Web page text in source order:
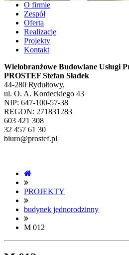
O firmie
Zespół
Oferta
Realizacje
Projekty
Kontakt
Wielobranżowe Budowlane Usługi
PROSTEF Stefan Sładek
44-280 Rydułtowy,
ul. O. A. Kordeckiego 43
NIP: 647-100-57-38
REGON: 271831283
603 421 308
32 457 61 30
biuro@prostef.pl
PROJEKTY
budynek jednorodzinny
M 012